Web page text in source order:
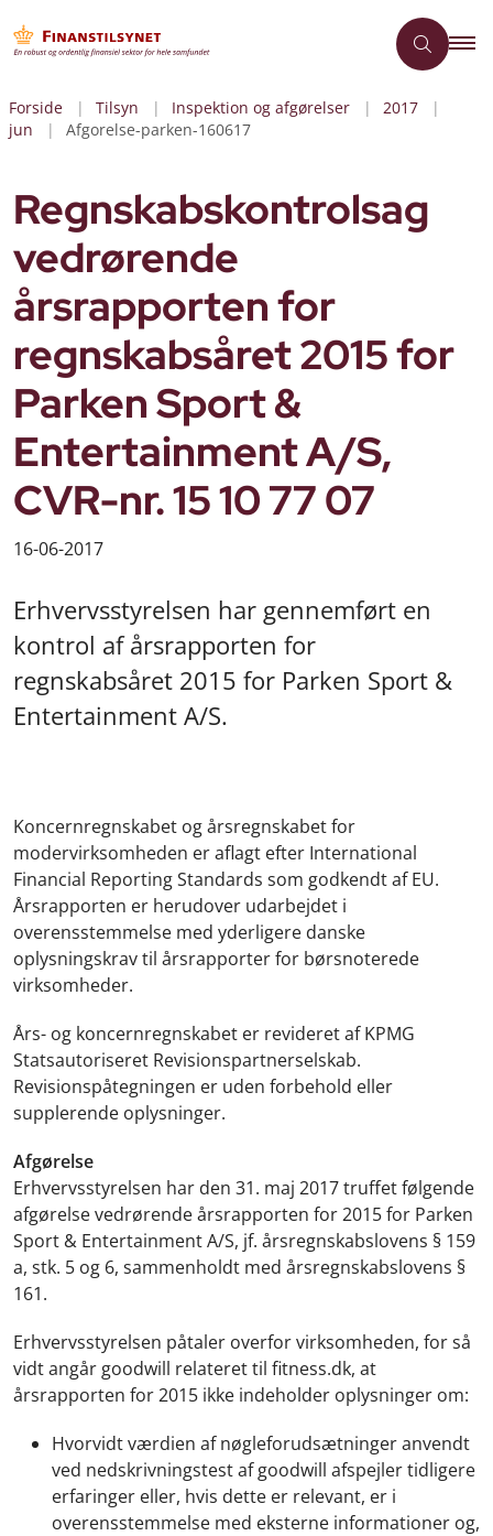
Forside Tilsyn Inspektion og afgørelser
2017
jun
Afgorelse-parken-160617
Regnskabskontrolsag
vedrørende
årsrapporten for
regnskabsåret 2015 for
Parken Sport &
Entertainment A/S,
CVR-nr. 15 10 77 07
16-06-2017
Erhvervsstyrelsen har gennemført en
kontrol af årsrapporten for
regnskabsåret 2015 for Parken Sport &
Entertainment A/S.
Koncernregnskabet og årsregnskabet for
modervirksomheden er aflagt efter International
Financial Reporting Standards som godkendt af EU.
Årsrapporten er herudover udarbejdet i
overensstemmelse med yderligere danske
oplysningskrav til årsrapporter for børsnoterede
virksomheder.
Års- og koncernregnskabet er revideret af KPMG
Statsautoriseret Revisionspartnerselskab.
Revisionspåtegningen er uden forbehold eller
supplerende oplysninger.
Afgørelse
Erhvervsstyrelsen har den 31. maj 2017 truffet følgende
afgørelse vedrørende årsrapporten for 2015 for Parken
Sport & Entertainment A/S, jf. årsregnskabslovens § 159
a, stk. 5 og 6, sammenholdt med årsregnskabslovens §
161.
Erhvervsstyrelsen påtaler overfor virksomheden, for så
vidt angår goodwill relateret til fitness.dk, at
årsrapporten for 2015 ikke indeholder oplysninger om:
Hvorvidt værdien af nøgleforudsætninger anvendt
ved nedskrivningstest af goodwill afspejler tidligere
erfaringer eller, hvis dette er relevant, er i
overensstemmelse med eksterne informationer og,